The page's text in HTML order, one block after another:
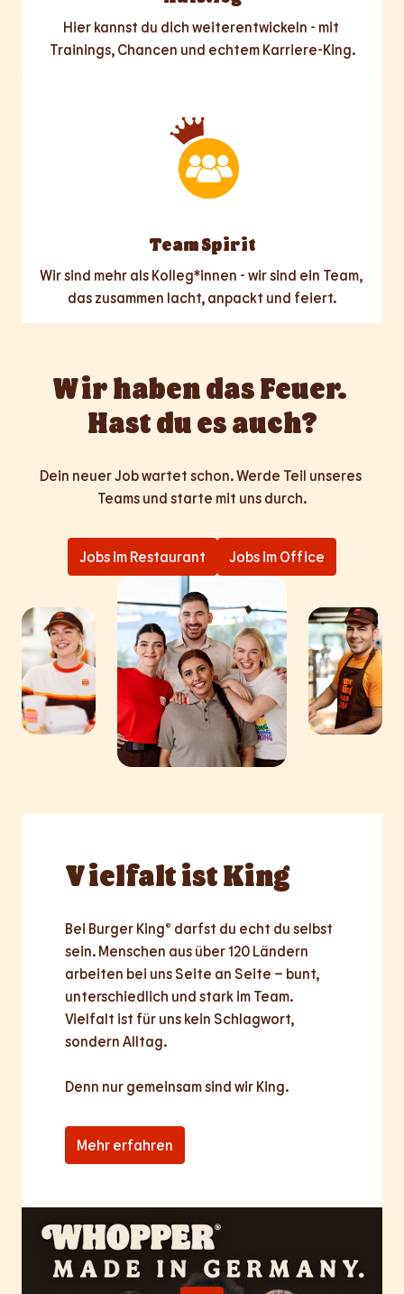
Hier kannst du dich weiterentwickeln - mit
Trainings, Chancen und echtem Karriere-King.
Team Spirit
Wir sind mehr als Kolleg*innen - wir sind ein Team,
das zusammen lacht, anpackt und feiert.
Wir haben das Feuer.
Hast du es auch?
Dein neuer Job wartet schon. Werde Teil unseres
Teams und starte mit uns durch.
Jobs im Restaurant Jobs im Office
Vielfaltist King
Bei Burger King® darfst du echt du selbst
sein. Menschen aus über 120 Ländern
arbeiten bei uns Seite an Seite – bunt,
unterschiedlich und stark im Team.
Vielfalt ist für uns kein Schlagwort,
sondern Alltag.
Denn nur gemeinsamsind wir King.
Mehr erfahren